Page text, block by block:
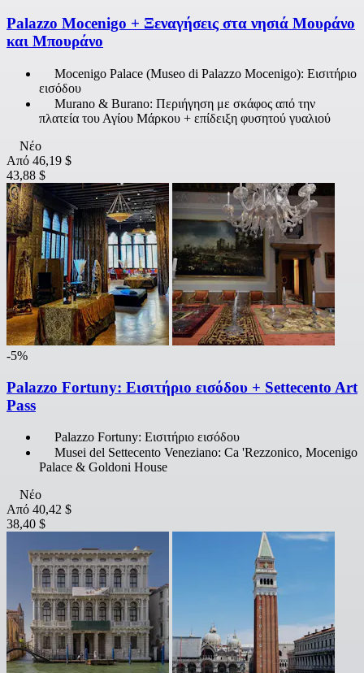
Palazzo Mocenigo + Ξεναγήσεις στα νησιά Μουράνο
και Μπουράνο
Mocenigo Palace (Museo di Palazzo Mocenigo): Εισιτήριο
εισόδου
Murano & Burano: Περιήγηση με σκάφος από την
πλατεία του Αγίου Μάρκου + επίδειξη φυσητού γυαλιού
Νέο
Από 46,19 $
43,88 $
-5%
Palazzo Fortuny: Εισιτήριο εισόδου + Settecento Art
Pass
Palazzo Fortuny: Εισιτήριο εισόδου
Musei del Settecento Veneziano: Ca 'Rezzonico, Mocenigo
Palace & Goldoni House
Νέο
Από 40,42 $
38,40 $